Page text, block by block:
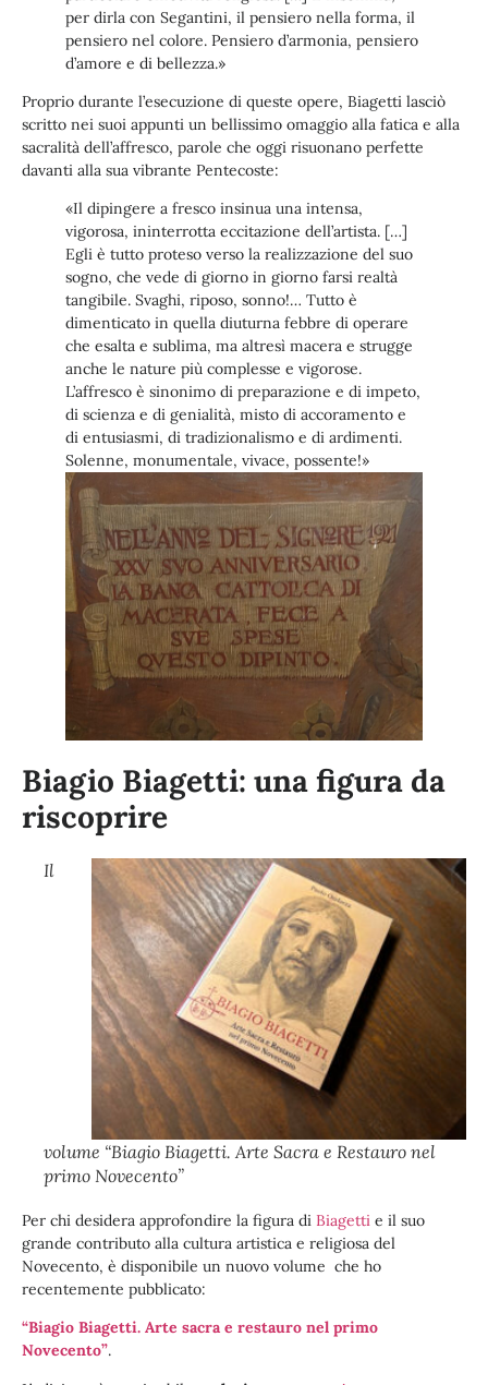
per dirla con Segantini, il pensiero nella forma, il
pensiero nel colore. Pensiero d’armonia, pensiero
d’amore e di bellezza.»
Proprio durante l’esecuzione di queste opere, Biagetti lasciò
scritto nei suoi appunti un bellissimo omaggio alla fatica e alla
sacralità dell’affresco, parole che oggi risuonano perfette
davanti alla sua vibrante Pentecoste:
«Il dipingere a fresco insinua una intensa,
vigorosa, ininterrotta eccitazione dell’artista. […]
Egli è tutto proteso verso la realizzazione del suo
sogno, che vede di giorno in giorno farsi realtà
tangibile. Svaghi, riposo, sonno!… Tutto è
dimenticato in quella diuturna febbre di operare
che esalta e sublima, ma altresì macera e strugge
anche le nature più complesse e vigorose.
L’affresco è sinonimo di preparazione e di impeto,
di scienza e di genialità, misto di accoramento e
di entusiasmi, di tradizionalismo e di ardimenti.
Solenne, monumentale, vivace, possente!»
Biagio Biagetti: una figura da
riscoprire
Il
volume “Biagio Biagetti. Arte Sacra e Restauro nel
primo Novecento”
Per chi desidera approfondire la figura di Biagetti e il suo
grande contributo alla cultura artistica e religiosa del
Novecento, è disponibile un nuovo volume che ho
recentemente pubblicato:
“Biagio Biagetti. Arte sacra e restauro nel primo
Novecento”.